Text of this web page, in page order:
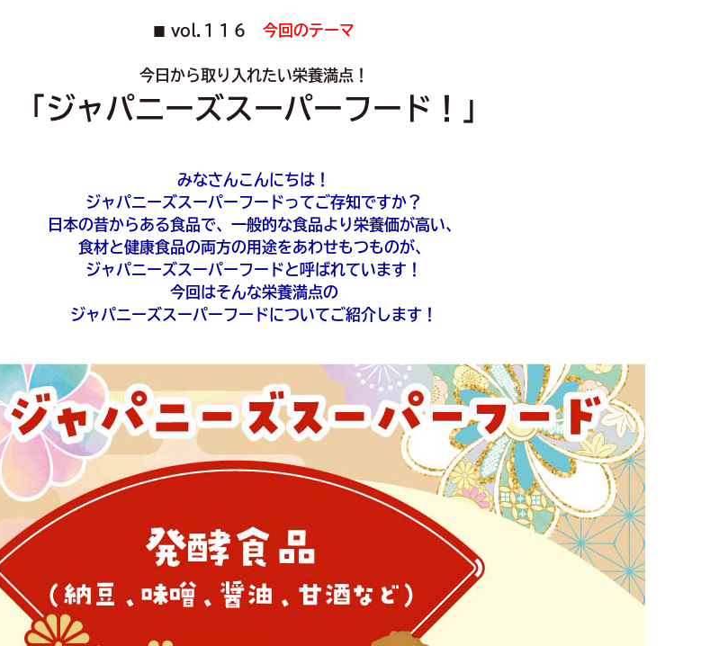
vol.１１６ 今回のテーマ
今日から取り入れたい栄養満点！
「ジャパニーズスーパーフード！」
みなさんこんにちは！
ジャパニーズスーパーフードってご存知ですか？
日本の昔からある食品で、一般的な食品より栄養価が高い、
食材と健康食品の両方の用途をあわせもつものが、
ジャパニーズスーパーフードと呼ばれています！
今回はそんな栄養満点の
ジャパニーズスーパーフードについてご紹介します！